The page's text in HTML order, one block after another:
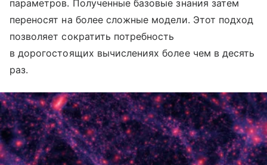
параметров. Полученные базовые знания затем
переносят на более сложные модели. Этот подход
позволяет сократить потребность
в дорогостоящих вычислениях более чем в десять
раз.